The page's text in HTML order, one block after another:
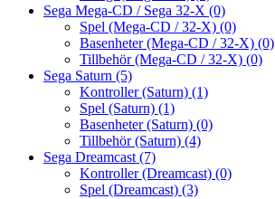
Sega Mega-CD / Sega 32-X (0)
Spel (Mega-CD / 32-X) (0)
Basenheter (Mega-CD / 32-X) (0)
Tillbehör (Mega-CD / 32-X) (0)
Sega Saturn (5)
Kontroller (Saturn) (1)
Spel (Saturn) (1)
Basenheter (Saturn) (0)
Tillbehör (Saturn) (4)
Sega Dreamcast (7)
Kontroller (Dreamcast) (0)
Spel (Dreamcast) (3)